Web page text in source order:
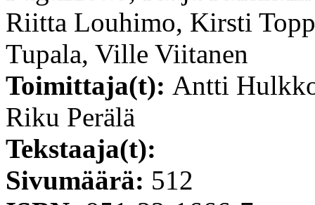
Riitta Louhimo, Kirsti
Tupala, Ville Viitanen
Toimittaja(t): Antti
Riku Perälä
Tekstaaja(t):
Sivumäärä: 512